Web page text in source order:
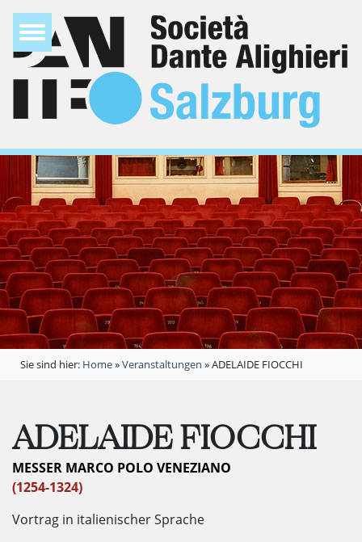
Sie sind hier: Home»Veranstaltungen »ADELAIDE FIOCCHI
ADELAIDE FIOCCHI
MESSER MARCO POLO VENEZIANO
(1254-1324)
Vortrag in italienischer Sprache